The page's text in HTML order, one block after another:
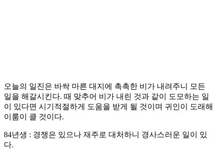
오늘의 일진은 바싹 마른 대지에 촉촉한 비가 내려주니 모든
일을 해갈시킨다. 때 맞추어 비가 내린 것과 같이 도모하는 일
이 있다면 시기적절하게 도움을 받게 될 것이며 귀인이 도래해
이룸이 클 것이다.
84년생 : 경쟁은 있으나 재주로 대처하니 경사스러운 일이 있
다.